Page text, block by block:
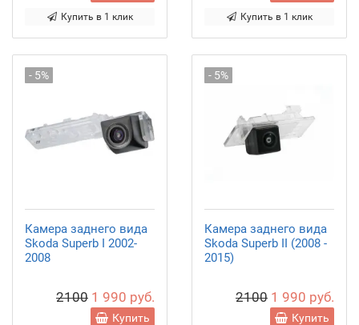
Купить в 1 клик Купить в 1 клик
- 5%
Камера заднего вида
Skoda Superb I 2002-
2008
2100 1 990 руб.
Купить
- 5%
Камера заднего вида
Skoda Superb II (2008 -
2015)
2100 1 990 руб.
Купить